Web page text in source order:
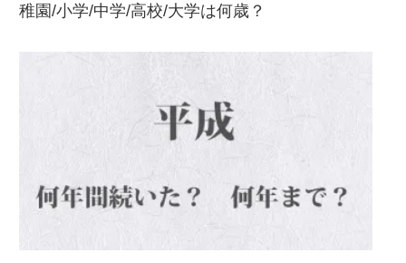
稚園/小学/中学/高校/大学は何歳？